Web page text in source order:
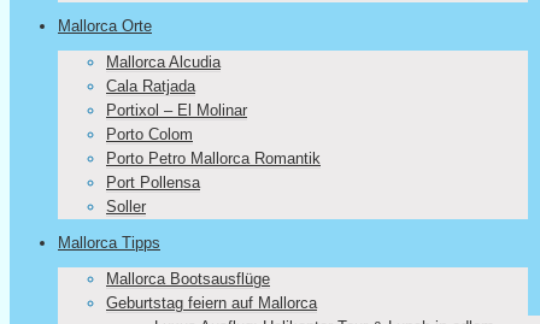
Mallorca Orte
Mallorca Alcudia
Cala Ratjada
Portixol – El Molinar
Porto Colom
Porto Petro Mallorca Romantik
Port Pollensa
Soller
Mallorca Tipps
Mallorca Bootsausflüge
Geburtstag feiern auf Mallorca